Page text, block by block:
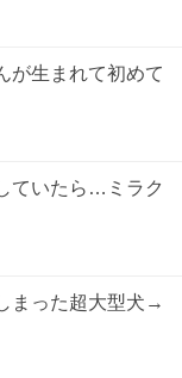
が生まれて初めて
ていたら…ミラク
まった超大型犬→